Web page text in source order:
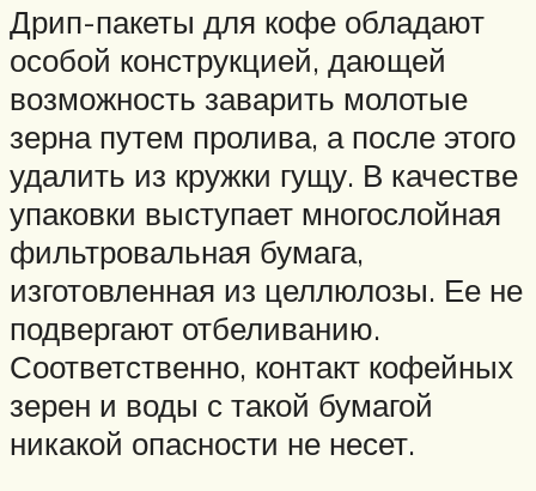
Дрип-пакеты для кофе обладают
особой конструкцией, дающей
возможность заварить молотые
зерна путем пролива, а после этого
удалить из кружки гущу. В качестве
упаковки выступает многослойная
фильтровальная бумага,
изготовленная из целлюлозы. Ее не
подвергают отбеливанию.
Соответственно, контакт кофейных
зерен и воды с такой бумагой
никакой опасности не несет.